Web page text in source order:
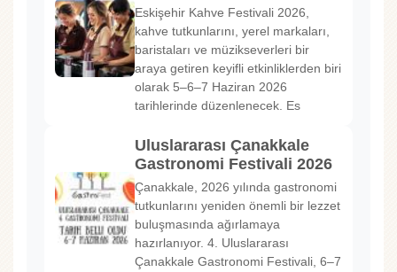
Eskişehir Kahve Festivali 2026,
kahve tutkunlarını, yerel markaları,
baristaları ve müzikseverleri bir
araya getiren keyifli etkinliklerden biri
olarak 5–6–7 Haziran 2026
tarihlerinde düzenlenecek. Es
Uluslararası Çanakkale
Gastronomi Festivali 2026
Çanakkale, 2026 yılında gastronomi
tutkunlarını yeniden önemli bir lezzet
buluşmasında ağırlamaya
hazırlanıyor. 4. Uluslararası
Çanakkale Gastronomi Festivali, 6–7